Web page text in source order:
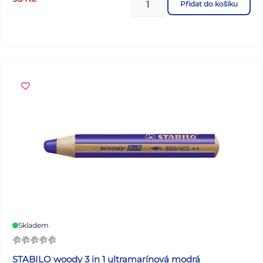
míříte do školy, práce nebo na cesty. - není vybavena -
Přidat do košíku
Skladem
STABILO woody 3 in 1 ultramarínová modrá